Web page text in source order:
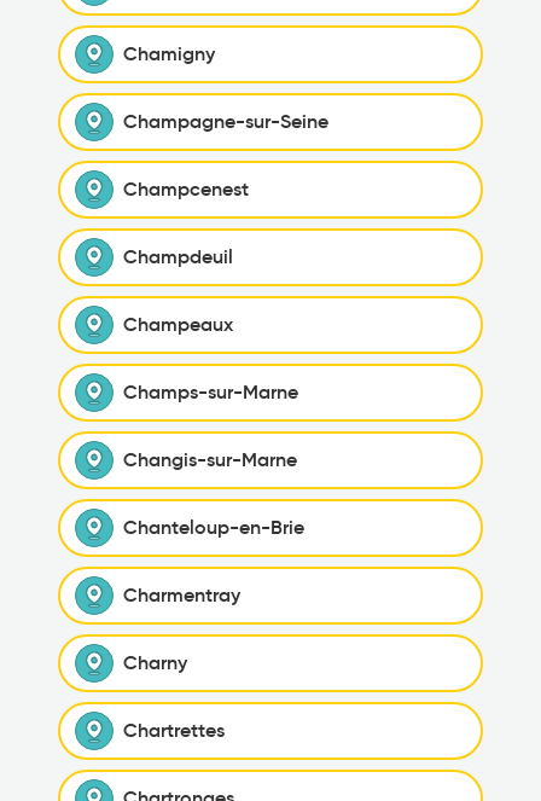
Chamigny
Champagne-sur-Seine
Champcenest
Champdeuil
Champeaux
Champs-sur-Marne
Changis-sur-Marne
Chanteloup-en-Brie
Charmentray
Charny
Chartrettes